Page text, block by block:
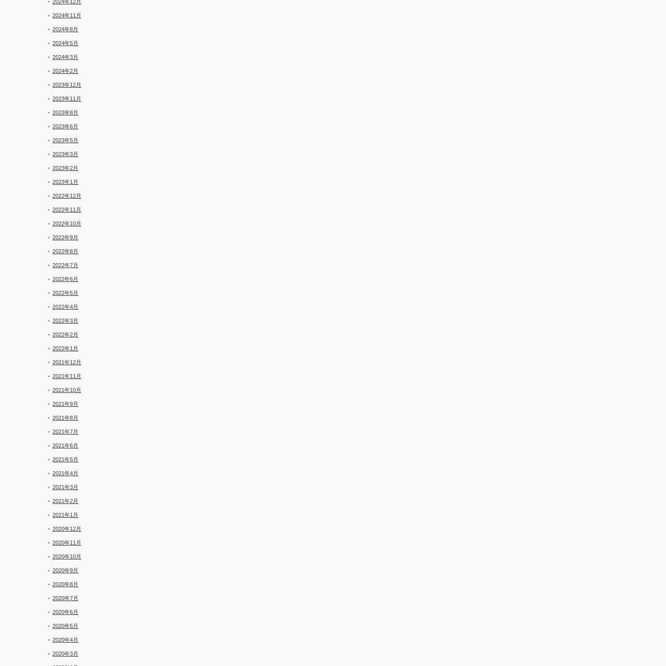
2024年12月
2024年11月
2024年8月
2024年5月
2024年3月
2024年2月
2023年12月
2023年11月
2023年8月
2023年6月
2023年5月
2023年3月
2023年2月
2023年1月
2022年12月
2022年11月
2022年10月
2022年9月
2022年8月
2022年7月
2022年6月
2022年5月
2022年4月
2022年3月
2022年2月
2022年1月
2021年12月
2021年11月
2021年10月
2021年9月
2021年8月
2021年7月
2021年6月
2021年5月
2021年4月
2021年3月
2021年2月
2021年1月
2020年12月
2020年11月
2020年10月
2020年9月
2020年8月
2020年7月
2020年6月
2020年5月
2020年4月
2020年3月